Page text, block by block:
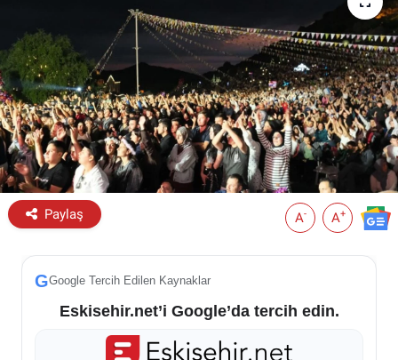
Paylaş A- A+
GGoogle Tercih Edilen Kaynaklar
Eskisehir.net’i Google’da tercih edin.
ESKİŞEHİR NÖBETÇİ ECZANELER
Eskişehir Haber İçerikleri
Eskişehir Hava Durumu
Eskişehir Tramvay Saatleri
Eskişehir Otobüs Saatleri